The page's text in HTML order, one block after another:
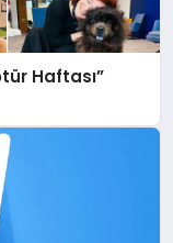
Haftası”